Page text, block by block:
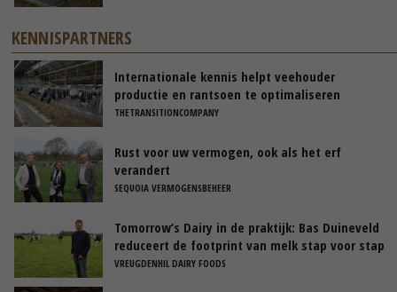
KENNISPARTNERS
Internationale kennis helpt veehouder
productie en rantsoen te optimaliseren
THETRANSITIONCOMPANY
Rust voor uw vermogen, ook als het erf
verandert
SEQUOIA VERMOGENSBEHEER
Tomorrow’s Dairy in de praktijk: Bas Duineveld
reduceert de footprint van melk stap voor stap
VREUGDENHIL DAIRY FOODS